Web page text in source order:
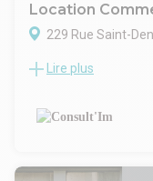
Location
229 Rue Saint-
M°Réaumur-
CARACTERISTIQUES
Linéaire de vitrine de
Lire plus